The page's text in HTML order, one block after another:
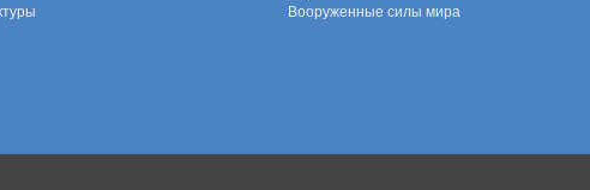
Вооруженные силы мира